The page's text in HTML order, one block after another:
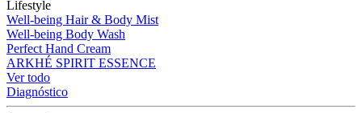
Lifestyle
Well-being Hair & Body Mist
Well-being Body Wash
Perfect Hand Cream
ARKHÉ SPIRIT ESSENCE
Ver todo
Diagnóstico